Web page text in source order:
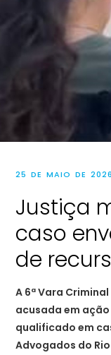
25 DE MAIO DE 2026
Justiça
caso
de
A 6ª Vara
acusada em
qualificado em
Advogados do